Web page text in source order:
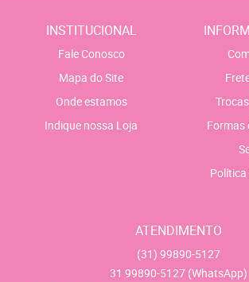
INSTITUCIONAL
Fale Conosco
Mapa do Site
Onde estamos
Indique nossa Loja
Formas
ATENDIMENTO
(31) 99890-5127
31 99890-5127 (WhatsApp)